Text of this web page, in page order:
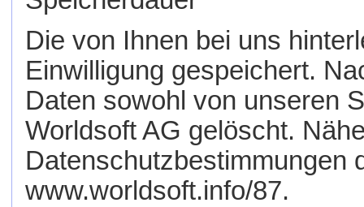
Die von Ihnen bei uns
Einwilligung gespeichert.
Daten sowohl von unseren
Worldsoft AG gelöscht.
Datenschutzbestimmungen
www.worldsoft.info/87.